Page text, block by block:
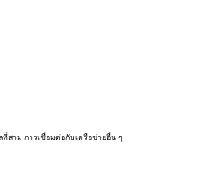
าม การเชื่อมต่อกับเครือข่ายอื่น ๆ